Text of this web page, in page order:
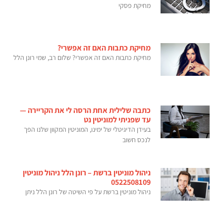
מחיקת פסקי
מחיקת כתבות האם זה אפשרי?
מחיקת כתבות האם זה אפשרי? שלום רב, שמי רונן הלל
כתבה שלילית אחת הרסה לי את הקריירה —
עד שפניתי למוניטין נט
בעידן הדיגיטלי של ימינו, המוניטין המקוון שלנו הפך
לנכס חשוב
ניהול מוניטין ברשת – רונן הלל ניהול מוניטין
0522508109
ניהול מוניטין ברשת על פי השיטה של רונן הלל ניתן